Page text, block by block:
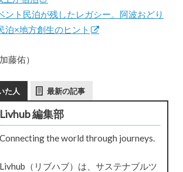
ント民泊が残したレガシー。阿波おどり
泊×地方創生のヒント
藤佑）
た人 最新の記事
Livhub 編集部
Connecting the world through journeys.
Livhub（リブハブ）は、サステナブルツ